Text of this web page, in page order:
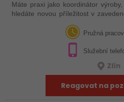
Máte praxi jako koordinátor
hledáte novou příležitost v
Pružná
Služební
Zlín
Reagovat na